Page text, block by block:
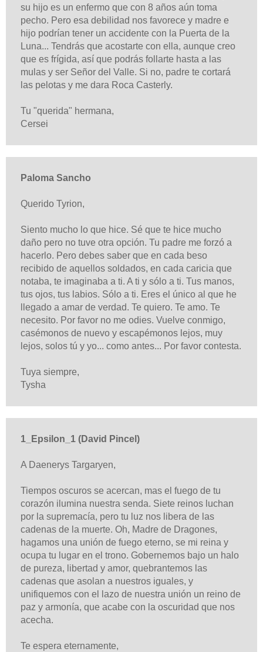
su hijo es un enfermo que con 8 años aún toma
pecho. Pero esa debilidad nos favorece y madre e
hijo podrían tener un accidente con la Puerta de la
Luna... Tendrás que acostarte con ella, aunque creo
que es frígida, así que podrás follarte hasta a las
mulas y ser Señor del Valle. Si no, padre te cortará
las pelotas y me dara Roca Casterly.
Tu "querida" hermana,
Cersei
Paloma Sancho
Querido Tyrion,
Siento mucho lo que hice. Sé que te hice mucho
daño pero no tuve otra opción. Tu padre me forzó a
hacerlo. Pero debes saber que en cada beso
recibido de aquellos soldados, en cada caricia que
notaba, te imaginaba a ti. A ti y sólo a ti. Tus manos,
tus ojos, tus labios. Sólo a ti. Eres el único al que he
llegado a amar de verdad. Te quiero. Te amo. Te
necesito. Por favor no me odies. Vuelve conmigo,
casémonos de nuevo y escapémonos lejos, muy
lejos, solos tú y yo... como antes... Por favor contesta.
Tuya siempre,
Tysha
1_Epsilon_1 (David Pincel)
A Daenerys Targaryen,
Tiempos oscuros se acercan, mas el fuego de tu
corazón ilumina nuestra senda. Siete reinos luchan
por la supremacía, pero tu luz nos libera de las
cadenas de la muerte. Oh, Madre de Dragones,
hagamos una unión de fuego eterno, se mi reina y
ocupa tu lugar en el trono. Gobernemos bajo un halo
de pureza, libertad y amor, quebrantemos las
cadenas que asolan a nuestros iguales, y
unifiquemos con el lazo de nuestra unión un reino de
paz y armonía, que acabe con la oscuridad que nos
acecha.
Te espera eternamente,